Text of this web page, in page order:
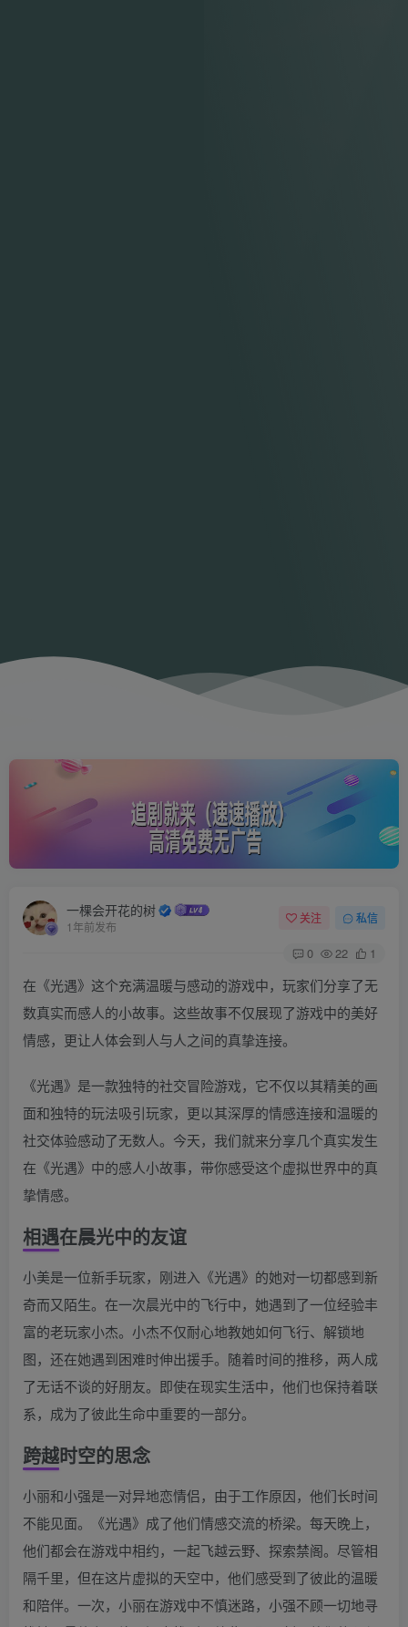
一棵会开花的树
1年前发布
关注 私信
0 22 1
在《光遇》这个充满温暖与感动的游戏中，玩家们分享了无
数真实而感人的小故事。这些故事不仅展现了游戏中的美好
情感，更让人体会到人与人之间的真挚连接。
《光遇》是一款独特的社交冒险游戏，它不仅以其精美的画
面和独特的玩法吸引玩家，更以其深厚的情感连接和温暖的
社交体验感动了无数人。今天，我们就来分享几个真实发生
在《光遇》中的感人小故事，带你感受这个虚拟世界中的真
挚情感。
相遇在晨光中的友谊
小美是一位新手玩家，刚进入《光遇》的她对一切都感到新
奇而又陌生。在一次晨光中的飞行中，她遇到了一位经验丰
富的老玩家小杰。小杰不仅耐心地教她如何飞行、解锁地
图，还在她遇到困难时伸出援手。随着时间的推移，两人成
了无话不谈的好朋友。即使在现实生活中，他们也保持着联
系，成为了彼此生命中重要的一部分。
跨越时空的思念
小丽和小强是一对异地恋情侣，由于工作原因，他们长时间
不能见面。《光遇》成了他们情感交流的桥梁。每天晚上，
他们都会在游戏中相约，一起飞越云野、探索禁阁。尽管相
隔千里，但在这片虚拟的天空中，他们感受到了彼此的温暖
和陪伴。一次，小丽在游戏中不慎迷路，小强不顾一切地寻